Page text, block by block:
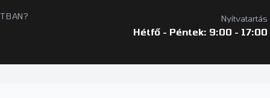
Nyitvatartás
Hétfő - Péntek: 9:00 - 17:00